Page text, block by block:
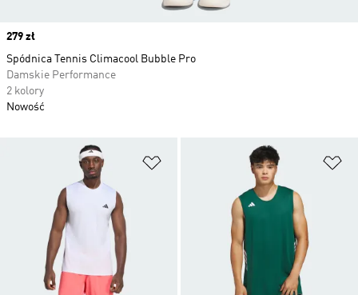
Dodaj do listy życzeń
Price
279 zł
Spódnica Tennis Climacool Bubble Pro
Damskie Performance
2 kolory
Nowość